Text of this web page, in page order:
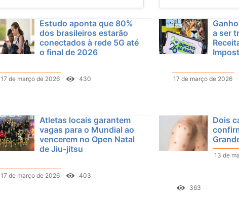
Estudo aponta que 80%
dos brasileiros estarão
conectados à rede 5G até
o final de 2026
17 de março de 2026 430
Atletas locais garantem
vagas para o Mundial ao
vencerem no Open Natal
de Jiu-jitsu
17 de março de 2026 403
a ser
17 de março de 2026
Dois
13 de
363